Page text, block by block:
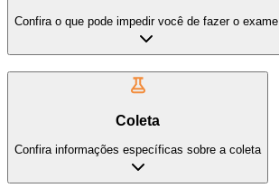
Confira o que pode impedir você de fazer o exame
Coleta
Confira informações específicas sobre a coleta